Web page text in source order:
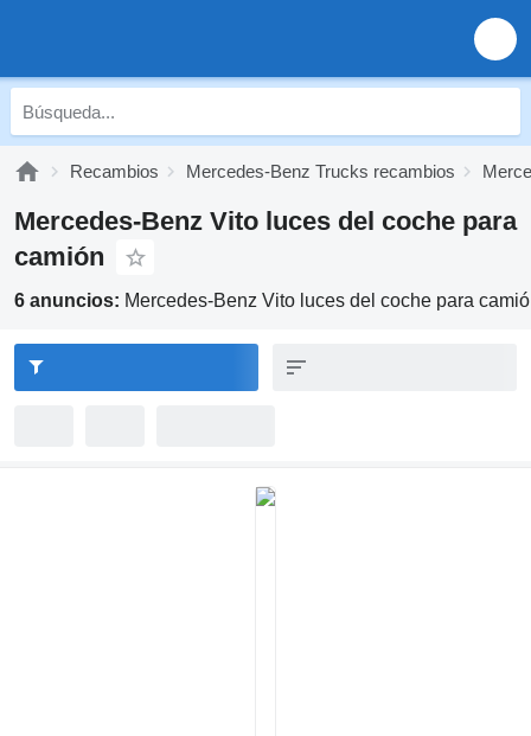
Recambios Mercedes-Benz Trucks recambios
Mercedes-Benz Vito luces del coche para
camión
6 anuncios: Mercedes-Benz Vito luces del coche para